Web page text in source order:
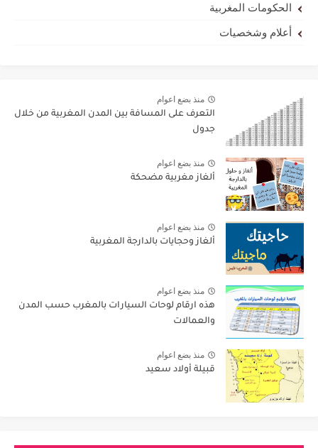
الحكومات المغربية
أعلام وشخصيات
منذ بضع اعوام
التعرف على المسافة بين المدن المغربية من خلال
جدول
منذ بضع اعوام
ألغاز مغربية مضحكة
منذ بضع اعوام
ألغاز وحجايات بالدارجة المغربية
منذ بضع اعوام
هذه ارقام لوحات السيارات بالمغرب حسب المدن
والعمالات
منذ بضع اعوام
قبيلة أولاد سعيد